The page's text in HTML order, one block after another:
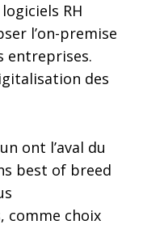
RH
l’on-premise
entreprises.
des
ont l’aval du
best of breed
comme choix